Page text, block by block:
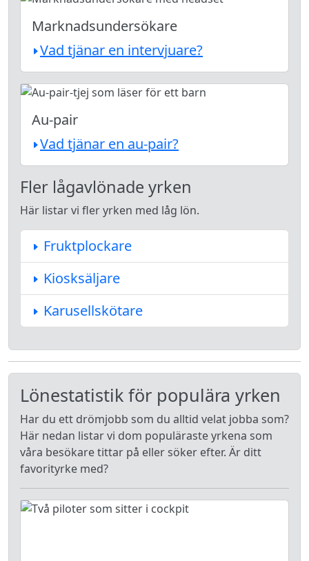
Marknadsundersökare
Vad tjänar en intervjuare?
Au-pair
Vad tjänar en au-pair?
Fler lågavlönade yrken
Här listar vi fler yrken med låg lön.
Fruktplockare
Kiosksäljare
Karusellskötare
Lönestatistik för populära yrken
Har du ett drömjobb som du alltid velat jobba som?
Här nedan listar vi dom populäraste yrkena som
våra besökare tittar på eller söker efter. Är ditt
favorityrke med?